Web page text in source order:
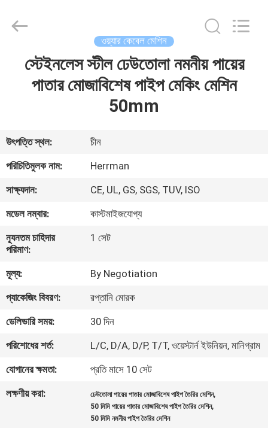
আমাদের
সম্পর্কে
কারখানা
ভ্রমণ
নিয়ন্ত্রণ
যোগাযোগ
করুন
Rights
Reserved.
ওয়্যার কেবেল মেশিন
স্টেইনলেস স্টীল ঢেউতোলা নমনীয় পায়ের
পাতার মোজাবিশেষ পাইপ মেকিং মেশিন
50mm
উৎপত্তি স্থল:
চীন
পরিচিতিমুলক নাম:
Herrman
সাক্ষ্যদান:
CE, UL, GS, SGS, TUV, ISO
মডেল নম্বার:
কাস্টমাইজযোগ্য
ন্যূনতম চাহিদার
পরিমাণ:
1 সেট
মূল্য:
By Negotiation
প্যাকেজিং বিবরণ:
রপ্তানি মোরক
ডেলিভারি সময়:
30 দিন
পরিশোধের শর্ত:
L/C, D/A, D/P, T/T, ওয়েস্টার্ন ইউনিয়ন, মানিগ্রাম
যোগানের ক্ষমতা:
প্রতি মাসে 10 সেট
লক্ষণীয় করা:
ঢেউতোলা পায়ের পাতার মোজাবিশেষ পাইপ তৈরির মেশিন,
50 মিমি পায়ের পাতার মোজাবিশেষ পাইপ তৈরির মেশিন,
50 মিমি নমনীয় পাইপ তৈরির মেশিন